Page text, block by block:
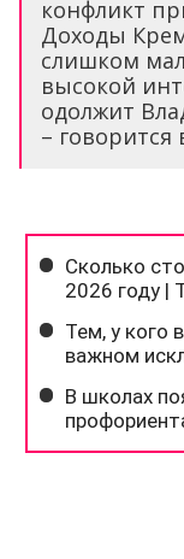
конфликт
Доходы
слишком
высокой
одолжит
– говорится